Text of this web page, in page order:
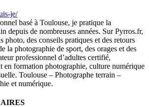
je/
basé à Toulouse, je pratique la
depuis de nombreuses années. Sur Pyrros.fr,
photo, des conseils pratiques et des retours
la photographie de sport, des orages et des
professionnel d’adultes certifié,
en formation photographie, culture numérique
Toulouse – Photographe terrain –
et numérique.